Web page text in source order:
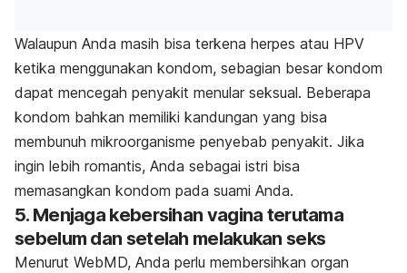
Walaupun Anda masih bisa terkena herpes atau HPV
ketika menggunakan kondom, sebagian besar kondom
dapat mencegah penyakit menular seksual. Beberapa
kondom bahkan memiliki kandungan yang bisa
membunuh mikroorganisme penyebab penyakit. Jika
ingin lebih romantis, Anda sebagai istri bisa
memasangkan kondom pada suami Anda.
5. Menjaga kebersihan vagina terutama
sebelum dan setelah melakukan seks
Menurut WebMD, Anda perlu membersihkan organ